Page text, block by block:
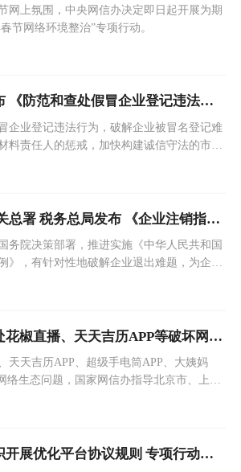
网上氛围，中央网信办决定即日起开展为期
节网络环境整治”专项行动。
市场监管总局发布 《防范和查处假冒企业登记违法行为规定》
企业登记违法行为，破解企业被冒名登记难
料责任人的惩戒，加快构建诚信守法的市场
境，营造推进经济高质量发展的法治环境，
市场监管总局 海关总署 税务总局发布 《企业注销指引（2023年修订）》
务院决策部署，推进实施《中华人民共和国
》，有针对性地破解企业退出难题，为企业
网信部门依法查处花椒直播、天天吉历APP等破坏网络生态案件
天天吉历APP、超级手电筒APP、大姨妈
络生态问题，国家网信办指导北京市、上海
市场监管总局组织开展优化平台协议规则 专项行动取得成效